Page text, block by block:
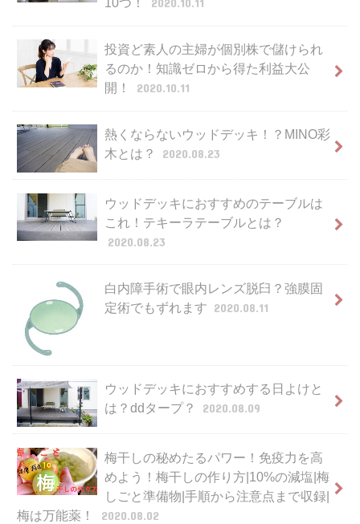
投資ど素人の主婦が個別株で儲けられ
るのか！知識ゼロから得た利益大公
開！
2020.10.11
熱くならないウッドデッキ！？MINO彩
木とは？
2020.08.23
ウッドデッキにおすすめのテーブルは
これ！テキーラテーブルとは？
2020.08.23
白内障手術で眼内レンズ脱臼？強膜固
定術でもずれます 2020.08.11
ウッドデッキにおすすめする日よけと
は？ddタープ？
2020.08.09
梅干しの秘めたるパワー！免疫力を高
めよう！梅干しの作り方|10%の減塩|梅
しごと準備物|手順から注意点まで収録|
梅は万能薬！
2020.08.02